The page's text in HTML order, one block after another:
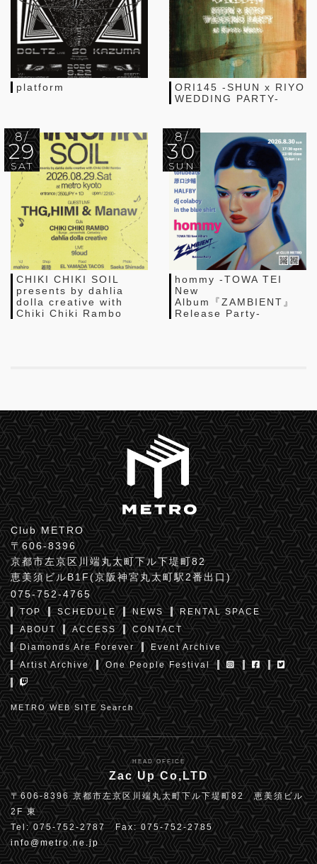
platform
ORI145 -SHUN x RIYO
WEDDING PARTY-
8/
29
SAT
CHIKI CHIKI SOIL
presents by dahlia
dolla creative with
Chiki Chiki Rambo
8/
30
SUN
hommy -TOWA TEI
New
Album『ZAMBIENT』
Release Party-
Club METRO
〒606-8396
京都市左京区川端丸太町下ル下堤町82
恵美須ビルB1F(京阪神宮丸太町駅2番出口)
075-752-4765
TOP SCHEDULE NEWS
RENTAL SPACE
ABOUT
ACCESS
CONTACT
Diamonds Are Forever
Event Archive
Artist Archive
One People Festival
METRO WEB SITE Search
HEAD OFFICE
Zac Up Co,LTD
〒606-8396 京都市左京区川端丸太町下ル下堤町82 恵美須ビル
2F 東
Tel: 075-752-2787 Fax: 075-752-2785
info@metro.ne.jp